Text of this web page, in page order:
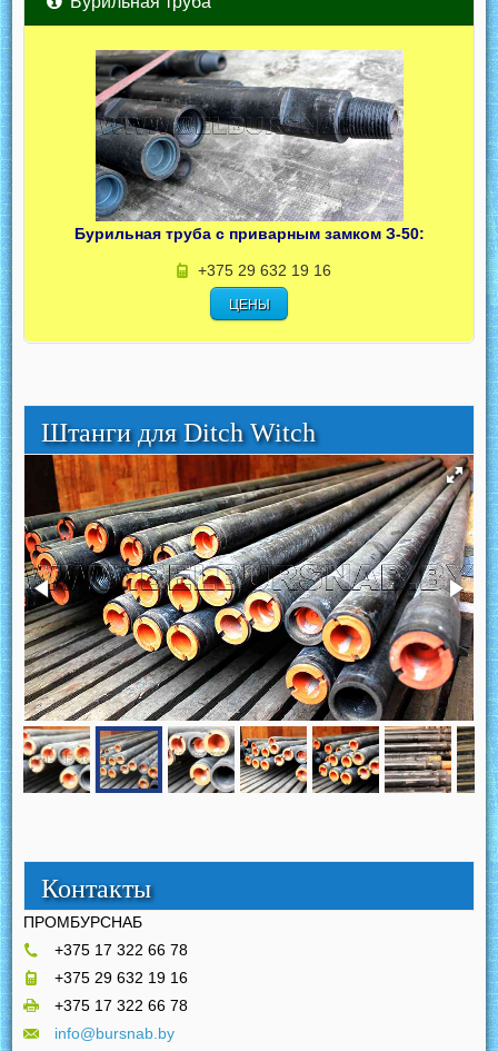
Бурильная труба с приварным замком З-50:
+375 29 632 19 16
ЦЕНЫ
Штанги для Ditch Witch
Контакты
ПРОМБУРСНАБ
+375 17 322 66 78
+375 29 632 19 16
+375 17 322 66 78
info@bursnab.by